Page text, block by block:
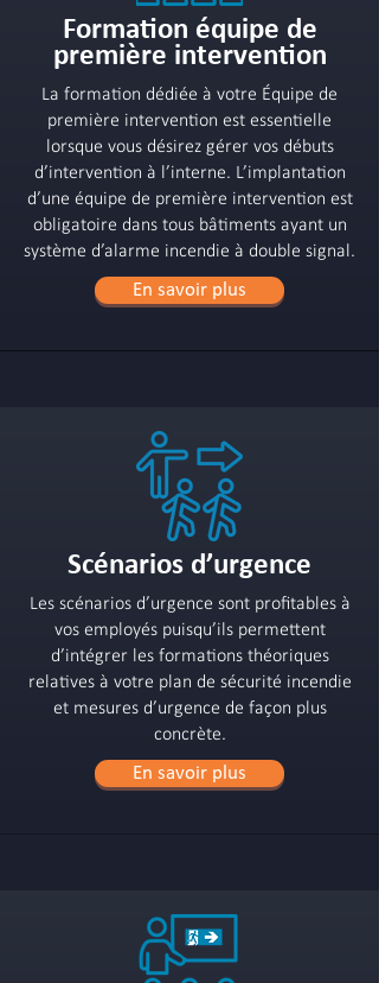
Formation équipe de
première intervention
La formation dédiée à votre Équipe de
première intervention est essentielle
lorsque vous désirez gérer vos débuts
d’intervention à l’interne. L’implantation
d’une équipe de première intervention est
obligatoire dans tous bâtiments ayant un
système d’alarme incendie à double signal.
En savoir plus
Scénarios d’urgence
Les scénarios d’urgence sont profitables à
vos employés puisqu’ils permettent
d’intégrer les formations théoriques
relatives à votre plan de sécurité incendie
et mesures d’urgence de façon plus
concrète.
En savoir plus